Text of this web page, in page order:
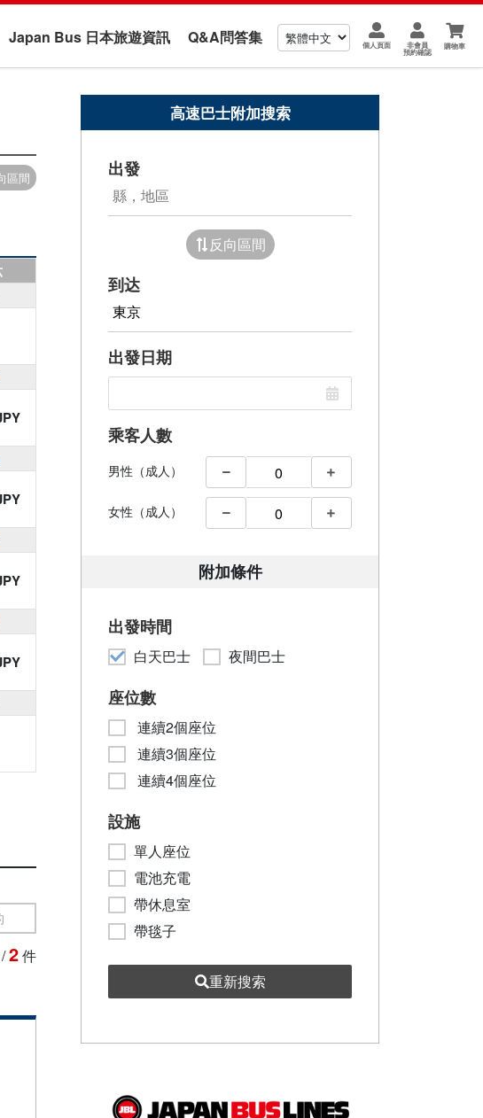
Japan Bus 日本旅遊資訊 Q&A問答集 個人頁面 非會員
預約確認
購物車
區間
/2件
高速巴士附加搜索
出發
反向區間
到达
出發日期
乘客人數
男性（成人）
女性（成人）
附加條件
出發時間
白天巴士 夜間巴士
座位數
連續2個座位
連續3個座位
連續4個座位
設施
單人座位
電池充電
帶休息室
帶毯子
重新搜索